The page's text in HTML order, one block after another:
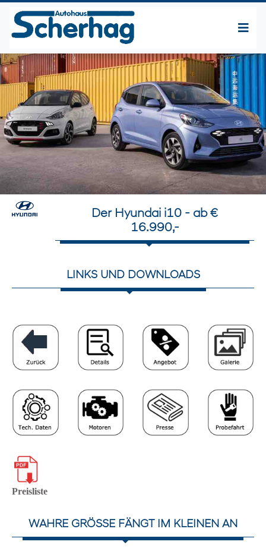
Der Hyundai i10 - ab €
16.990,-
LINKS UND DOWNLOADS
Preisliste
WAHRE GRÖSSE FÄNGT IM KLEINEN AN